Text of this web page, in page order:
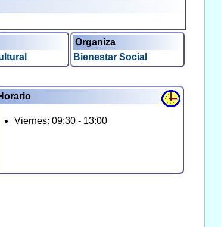
Organiza
Bienestar Social
Viernes: 09:30 - 13:00